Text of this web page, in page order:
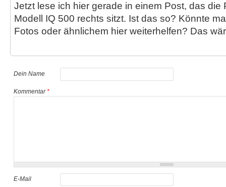
Jetzt lese ich hier gerade in einem Post, das die
Modell IQ 500 rechts sitzt. Ist das so? Könnte
Fotos oder ähnlichem hier weiterhelfen? Das
Dein Name
Kommentar*
E-Mail